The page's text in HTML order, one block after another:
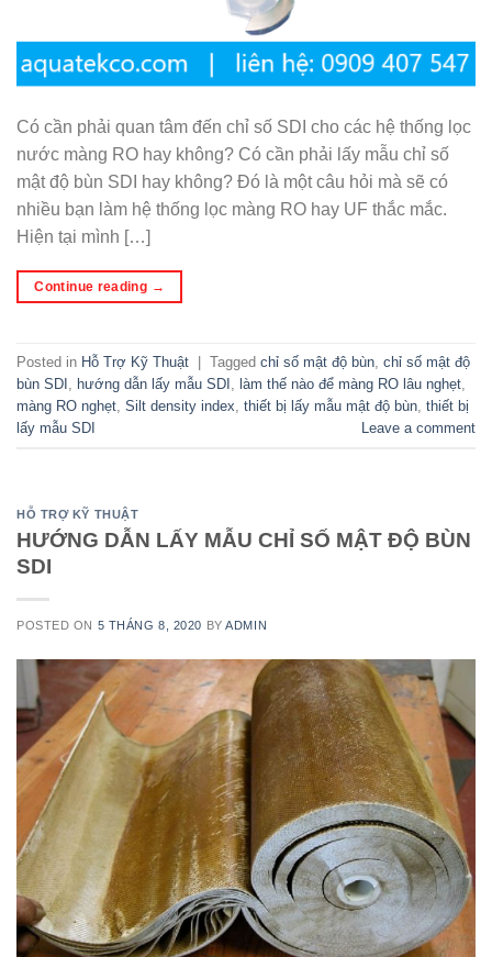
Có cần phải quan tâm đến chỉ số SDI cho các hệ thống lọc
nước màng RO hay không? Có cần phải lấy mẫu chỉ số
mật độ bùn SDI hay không? Đó là một câu hỏi mà sẽ có
nhiều bạn làm hệ thống lọc màng RO hay UF thắc mắc.
Hiện tại mình […]
Continue reading →
Posted in Hỗ Trợ Kỹ Thuật | Tagged chỉ số mật độ bùn chỉ số mật độ
bùn SDI
hướng dẫn lấy mẫu SDI làm thế nào để màng RO lâu nghẹt
màng RO nghẹt Silt density index thiết bị lấy mẫu mật độ bùn thiết bị
lấy mẫu SDI
Leave a comment
HỖ TRỢ KỸ THUẬT
HƯỚNG DẪN LẤY MẪU CHỈ SỐ MẬT ĐỘ BÙN
SDI
POSTED ON 5 THÁNG 8, 2020 BYADMIN